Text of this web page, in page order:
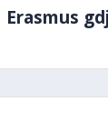
Erasmus